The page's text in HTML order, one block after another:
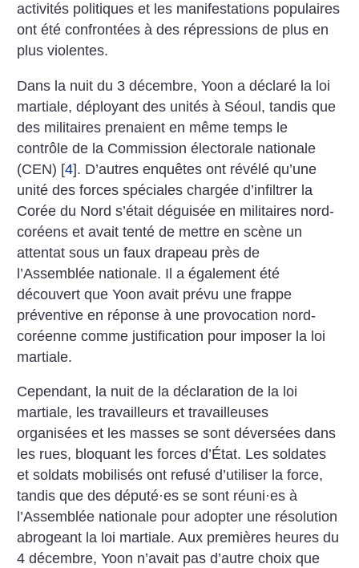
activités politiques et les manifestations populaires
ont été confrontées à des répressions de plus en
plus violentes.
Dans la nuit du 3 décembre, Yoon a déclaré la loi
martiale, déployant des unités à Séoul, ­tandis que
des militaires prenaient en même temps le
contrôle de la Commission électorale nationale
(CEN) [4]. D’autres enquêtes ont révélé qu’une
unité des forces spéciales chargée d’infiltrer la
Corée du Nord s’était déguisée en militaires nord-
coréens et avait tenté de mettre en scène un
attentat sous un faux drapeau près de
l’Assemblée nationale. Il a également été
découvert que Yoon avait prévu une frappe
préventive en réponse à une provocation nord-
coréenne comme justification pour imposer la loi
martiale.
Cependant, la nuit de la déclaration de la loi
martiale, les travailleurs et travailleuses
organisées et les masses se sont déversées dans
les rues, bloquant les forces d’État. Les soldates
et soldats mobilisés ont refusé d’utiliser la force,
tandis que des député·es se sont réuni·es à
l’Assemblée nationale pour adopter une résolution
abrogeant la loi martiale. Aux premières heures du
4 décembre, Yoon n’avait pas d’autre choix que